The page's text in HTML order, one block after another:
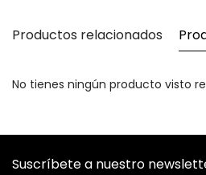
Productos relacionados
No tienes ningún producto visto
Suscríbete a nuestro